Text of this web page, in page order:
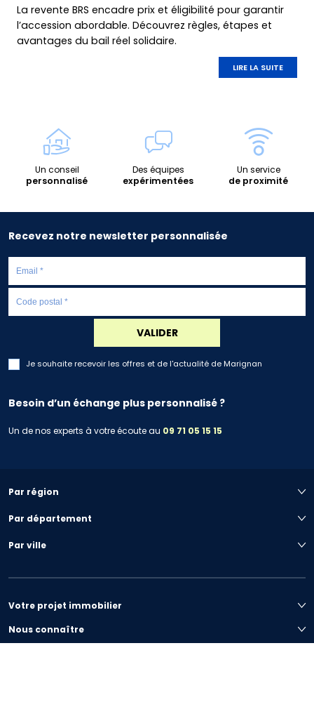
La revente BRS encadre prix et éligibilité pour garantir
l’accession abordable. Découvrez règles, étapes et
avantages du bail réel solidaire.
LIRE LA SUITE
Un conseil
personnalisé
Des équipes
expérimentées
Un service
de proximité
Recevez notre newsletter personnalisée
VALIDER
Je souhaite recevoir les offres et de l'actualité de Marignan
Besoin d’un échange plus personnalisé ?
Un de nos experts à votre écoute au 09 71 05 15 15
Par région
Par département
Par ville
Votre projet immobilier
Nous connaître